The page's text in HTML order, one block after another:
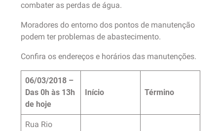
combater as perdas de água.
Moradores do entorno dos pontos de manutenção
podem ter problemas de abastecimento.
Confira os endereços e horários das manutenções.
06/03/2018 –
Das 0h às 13h
de hoje
Início Término
Rua Rio